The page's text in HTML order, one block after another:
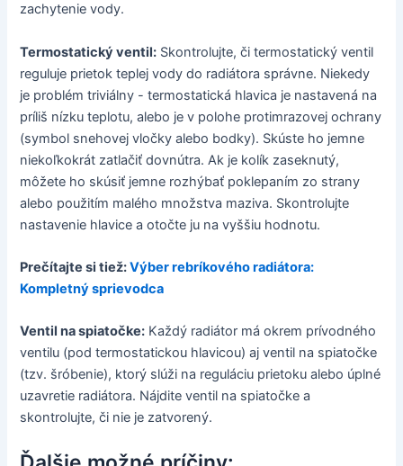
zachytenie vody.
Termostatický ventil: Skontrolujte, či termostatický ventil
reguluje prietok teplej vody do radiátora správne. Niekedy
je problém triviálny - termostatická hlavica je nastavená na
príliš nízku teplotu, alebo je v polohe protimrazovej ochrany
(symbol snehovej vločky alebo bodky). Skúste ho jemne
niekoľkokrát zatlačiť dovnútra. Ak je kolík zaseknutý,
môžete ho skúsiť jemne rozhýbať poklepaním zo strany
alebo použitím malého množstva maziva. Skontrolujte
nastavenie hlavice a otočte ju na vyššiu hodnotu.
Prečítajte si tiež:Výber rebríkového radiátora:
Kompletný sprievodca
Ventil na spiatočke: Každý radiátor má okrem prívodného
ventilu (pod termostatickou hlavicou) aj ventil na spiatočke
(tzv. šróbenie), ktorý slúži na reguláciu prietoku alebo úplné
uzavretie radiátora. Nájdite ventil na spiatočke a
skontrolujte, či nie je zatvorený.